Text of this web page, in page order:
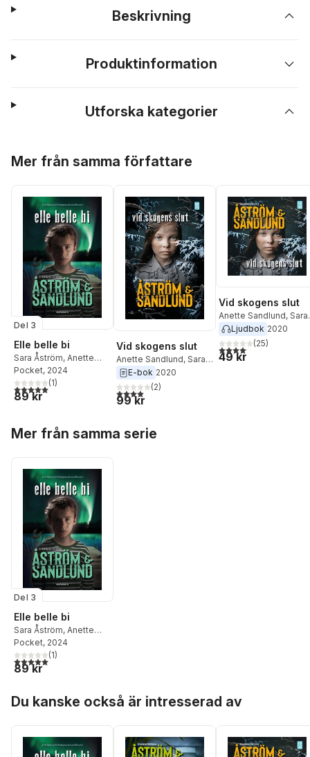
Beskrivning
Produktinformation
Utforska kategorier
Mer från samma författare
Del 3
Elle belle bi
Sara Åström, Anette
Sandlund
Pocket, 2024
5,0utav 5 stjärnor. Totalt antal röster:
(1)
89 kr
Vid skogens slut
Anette Sandlund, Sara
Åström
E-bok 2020
4,0utav 5 stjärnor. Totalt antal röster:
(2)
99 kr
Vid skogens slut
Anette Sandlund, Sara
Åström
Ljudbok 2020
4,1utav 5 stjärnor.
(25)
49 kr
Mer från samma serie
Del 3
Elle belle bi
Sara Åström, Anette
Sandlund
Pocket, 2024
5,0utav 5 stjärnor. Totalt antal röster:
(1)
89 kr
Du kanske också är intresserad av